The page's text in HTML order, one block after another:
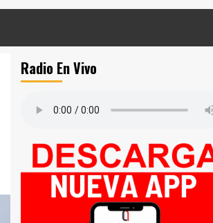
Radio En Vivo